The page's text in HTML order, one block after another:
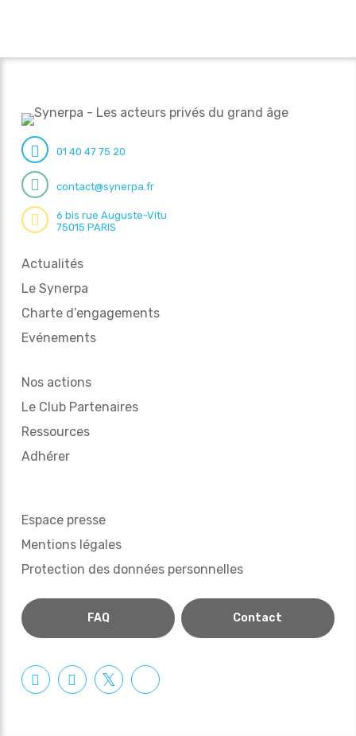
01 40 47 75 20
contact@synerpa.fr
6 bis rue Auguste-Vitu
75015 PARIS
Actualités
Le Synerpa
Charte d’engagements
Evénements
Nos actions
Le Club Partenaires
Ressources
Adhérer
Espace presse
Mentions légales
Protection des données personnelles
FAQ Contact